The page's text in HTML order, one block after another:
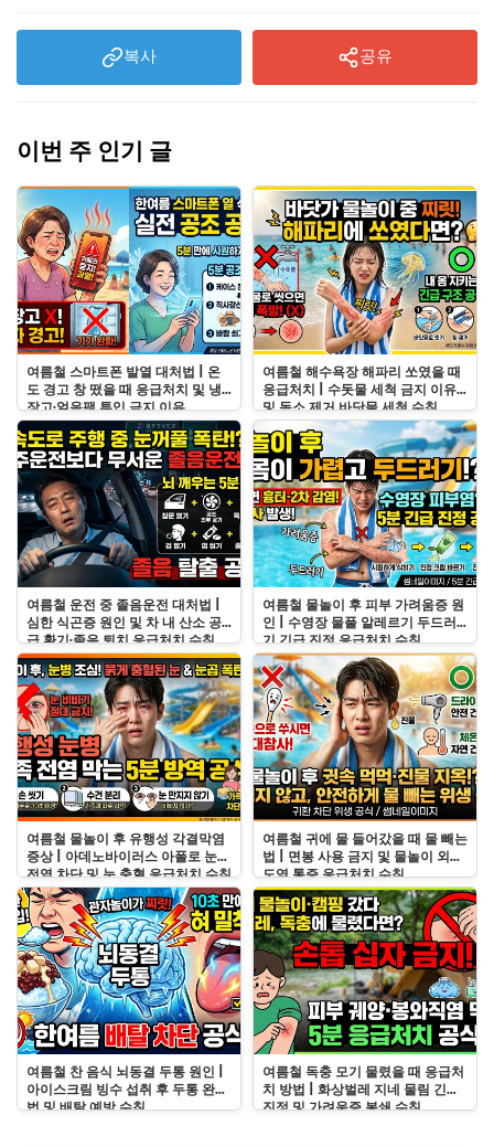
복사 공유
이번 주 인기 글
여름철 스마트폰 발열 대처법 | 온
도 경고 창 떴을 때 응급처치 및 냉
장고·얼음팩 투입 금지 이유
여름철 해수욕장 해파리 쏘였을 때
응급처치 | 수돗물 세척 금지 이유
및 독소 제거 바닷물 세척 수칙
여름철 운전 중 졸음운전 대처법 |
심한 식곤증 원인 및 차 내 산소 공
급 환기·졸음 퇴치 응급처치 수칙
여름철 물놀이 후 피부 가려움증 원
인 | 수영장 물풀 알레르기 두드러
기 긴급 진정 응급처치 수칙
여름철 물놀이 후 유행성 각결막염
증상 | 아데노바이러스 아폴로 눈병
전염 차단 및 눈 충혈 응급처치 수칙
여름철 귀에 물 들어갔을 때 물 빼는
법 | 면봉 사용 금지 및 물놀이 외이
도염 통증 응급처치 수칙
여름철 찬 음식 뇌동결 두통 원인 |
아이스크림 빙수 섭취 후 두통 완화
법 및 배탈 예방 수칙
여름철 독충 모기 물렸을 때 응급처
치 방법 | 화상벌레 지네 물림 긴급
진정 및 가려움증 봉쇄 수칙